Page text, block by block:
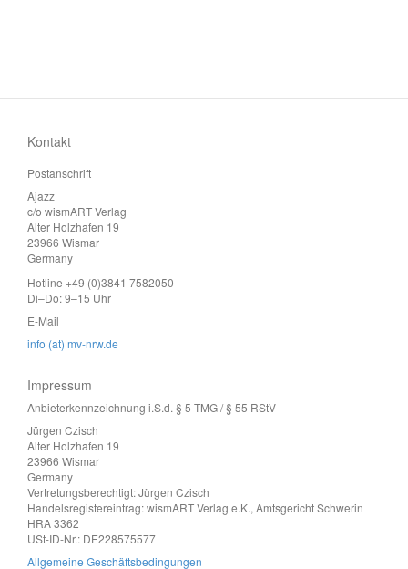
Kontakt
Postanschrift
Ajazz
c/o wismART Verlag
Alter Holzhafen 19
23966 Wismar
Germany
Hotline +49 (0)3841 7582050
Di–Do: 9–15 Uhr
E-Mail
info (at) mv-nrw.de
Impressum
Anbieterkennzeichnung i.S.d. § 5 TMG / § 55 RStV
Jürgen Czisch
Alter Holzhafen 19
23966 Wismar
Germany
Vertretungsberechtigt: Jürgen Czisch
Handelsregistereintrag: wismART Verlag e.K., Amtsgericht Schwerin
HRA 3362
USt-ID-Nr.: DE228575577
Allgemeine Geschäftsbedingungen